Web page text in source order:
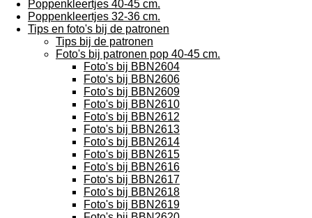
Poppenkleertjes 40-45 cm.
Poppenkleertjes 32-36 cm.
Tips en foto's bij de patronen
Tips bij de patronen
Foto's bij patronen pop 40-45 cm.
Foto's bij BBN2604
Foto's bij BBN2606
Foto's bij BBN2609
Foto's bij BBN2610
Foto's bij BBN2612
Foto's bij BBN2613
Foto's bij BBN2614
Foto's bij BBN2615
Foto's bij BBN2616
Foto's bij BBN2617
Foto's bij BBN2618
Foto's bij BBN2619